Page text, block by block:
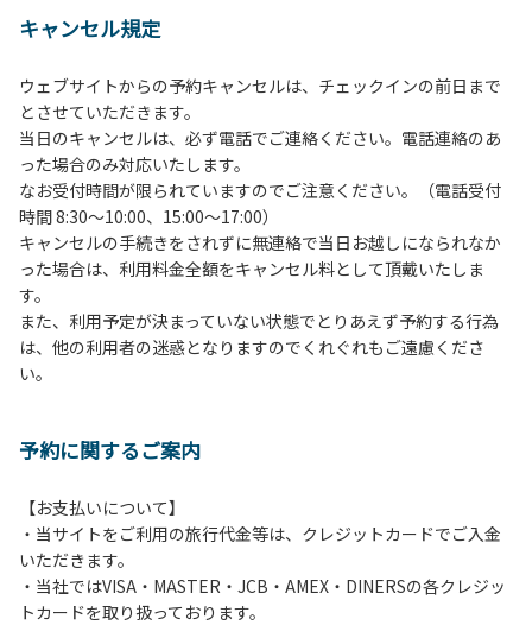
２、中学生以下だけでの利用はできません。高校生以上の方
３、テントサイト（多目的広場を含む。）の使用は、事前に
予約いただいた方のみで、連泊の方を除き、正午からです。
基本的に、テント1張りにつき1区画の予約をお願いします。
管理棟にてチェックインの手続きを行ってください。午後3
時前にお越しの方は、午後3時になりましたら管理棟にて手
続きを行ってください。午後5時過ぎにお越しの方は、翌朝
手続きを行ってください。
４、車両は、荷物の積み下ろし時以外は、駐車場にとめてく
ださい。
５、チェックアウトは、午前10時まで（日帰り使用の場合は
午後5時まで）です。チェックインの手続きを行っていない
方や使用人数が増えた場合は、必ず手続きを行ってくださ
ら午前10時までの間にゴミステーションに出してください。
は、お持ち帰りをお願いします。
【禁止事項】
カラオケ、発電機、地面での直火による焚き火、キャンプフ
ァイヤー、打ち上げ式花火、テントサウナの設置
キャンセル規定
ウェブサイトからの予約キャンセルは、チェックインの前日まで
とさせていただきます。
当日のキャンセルは、必ず電話でご連絡ください。電話連絡のあ
った場合のみ対応いたします。
なお受付時間が限られていますのでご注意ください。（電話受付
時間 8:30～10:00、15:00～17:00）
キャンセルの手続きをされずに無連絡で当日お越しになられなか
った場合は、利用料金全額をキャンセル料として頂戴いたしま
す。
また、利用予定が決まっていない状態でとりあえず予約する行為
は、他の利用者の迷惑となりますのでくれぐれもご遠慮くださ
い。
予約に関するご案内
【お支払いについて】
・当サイトをご利用の旅行代金等は、クレジットカードでご入金
いただきます。
・当社ではVISA・MASTER・JCB・AMEX・DINERSの各クレジッ
トカードを取り扱っております。